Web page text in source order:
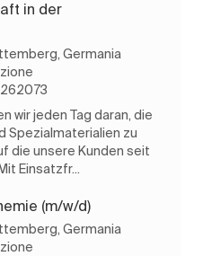
in der
Germania
wir jeden Tag daran, die
Spezialmaterialien zu
die unsere Kunden seit
Einsatzfr...
(m/w/d)
Germania